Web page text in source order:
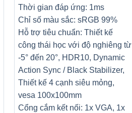
Thời gian đáp ứng: 1ms
Chỉ số màu sắc: sRGB 99%
Hỗ trợ tiêu chuẩn: Thiết kế
công thái học với độ nghiêng từ
-5° đến 20°, HDR10, Dynamic
Action Sync / Black Stabilizer,
Thiết kế 4 cạnh siêu mỏng,
vesa 100x100mm
Cổng cắm kết nối: 1x VGA, 1x